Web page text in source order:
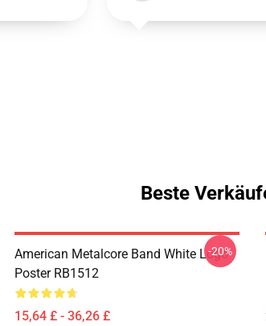
Beste
American Metalcore Band White Logo
Poster RB1512
15,64 £ - 36,26 £
-20%